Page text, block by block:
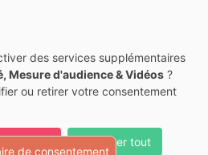
des services supplémentaires
Mesure d'audience & Vidéos ?
ou retirer votre consentement
Accepter tout
de consentement